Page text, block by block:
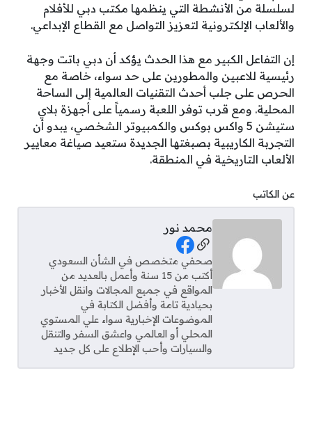
لسلسلة من الأنشطة التي ينظمها مكتب دبي للأفلام
والألعاب الإلكترونية لتعزيز التواصل مع القطاع الإبداعي.
إن التفاعل الكبير مع هذا الحدث يؤكد أن دبي باتت وجهة
رئيسية للاعبين والمطورين على حد سواء، خاصة مع
الحرص على جلب أحدث التقنيات العالمية إلى الساحة
المحلية. ومع قرب توفر اللعبة رسمياً على أجهزة بلاي
ستيشن 5 واكس بوكس والكمبيوتر الشخصي، يبدو أن
التجربة الكاريبية بصبغتها الجديدة ستعيد صياغة معايير
الألعاب التاريخية في المنطقة.
عن الكاتب
محمد نور
Social Links
صحفي متخصص في الشأن السعودي
أكتب من 15 سنة وأعمل بالعديد من
المواقع في جميع المجالات وانقل الأخبار
بحيادية تامة وأفضل الكتابة في
الموضوعات الإخبارية سواء علي المستوي
المحلي أو العالمي واعشق السفر والتنقل
والسيارات وأحب الإطلاع على كل جديد